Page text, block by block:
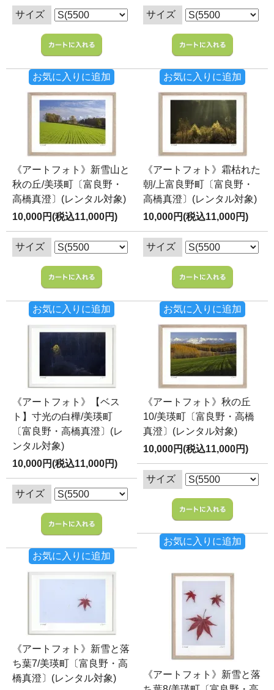
サイズ
お気に入りに追加
サイズ
お気に入りに追加
《アートフォト》新雪山と
秋の丘/美瑛町〔富良野・
高橋真澄〕(レンタル対象)
10,000円(税込11,000円)
サイズ
お気に入りに追加
《アートフォト》霜枯れた
朝/上富良野町〔富良野・
高橋真澄〕(レンタル対象)
10,000円(税込11,000円)
サイズ
お気に入りに追加
《アートフォト》【ベス
ト】寸光の白樺/美瑛町
〔富良野・高橋真澄〕(レ
ンタル対象)
10,000円(税込11,000円)
サイズ
お気に入りに追加
《アートフォト》秋の丘
10/美瑛町〔富良野・高橋
真澄〕(レンタル対象)
10,000円(税込11,000円)
サイズ
お気に入りに追加
《アートフォト》新雪と落
ち葉7/美瑛町〔富良野・高
橋真澄〕(レンタル対象)
《アートフォト》新雪と落